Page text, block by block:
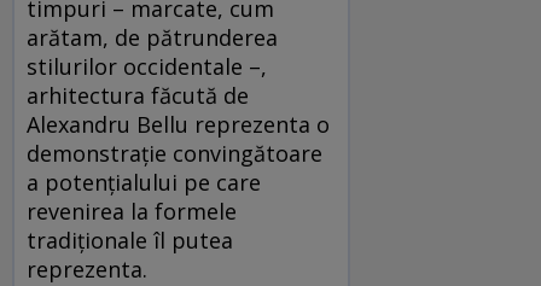
timpuri – marcate, cum
arătam, de pătrunderea
stilurilor occidentale –,
arhitectura făcută de
Alexandru Bellu reprezenta o
demonstraţie convingătoare
a potenţialului pe care
revenirea la formele
tradiţionale îl putea
reprezenta.